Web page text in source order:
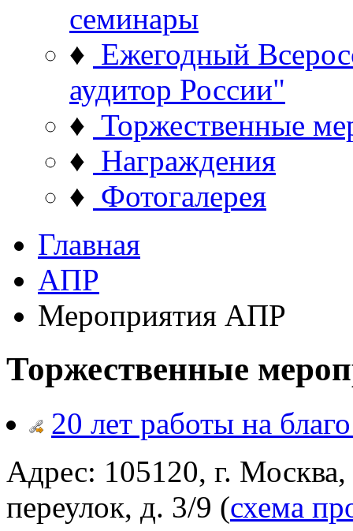
семинары
♦ Ежегодный
аудитор России"
♦ Торжественные
♦ Награждения
♦ Фотогалерея
Главная
АПР
Мероприятия АПР
Торжественные
20 лет работы на
Адрес: 105120, г.
переулок, д. 3/9 (схема